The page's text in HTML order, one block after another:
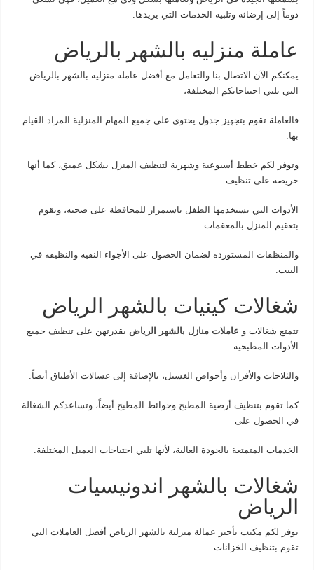
دوماً إلى إرضائه وتلبية الخدمات التي يريدها.
عاملة منزليه بالشهر بالرياض
يمكنكم الآن الاتصال بنا والتعامل مع أفضل عاملة منزلية بالشهر بالرياض
التي تلبي احتياجاتكم المختلفة،
فالعاملة تقوم بتجهيز جدول يحتوي على جميع المهام المنزلية المراد القيام
بها.
وتوفر لكم خطط أسبوعية وشهرية لتنظيف المنزل بشكل عميق، كما أنها
حريصة على تنظيف
الأدوات التي يستخدمها الطفل باستمرار للمحافظة على صحته، وتقوم
بتعقيم المنزل بالمعقمات
والمنظفات المستوردة لضمان الحصول على الأجواء النقية والنظيفة في
البيت.
شغالات كينيات بالشهر الرياض
تتمتع شغالات و عاملات منازل بالشهر الرياض بقدرتهن على تنظيف جميع
الأدوات المطبخية
والثلاجات والأفران وأحواض الغسيل، بالإضافة إلى غسالات الأطباق أيضاً.
كما تقوم بتنظيف أرضية المطبخ وحوائط المطبخ أيضاً، وتساعدكم الشغالة
في الحصول على
الخدمات المتمتعة بالجودة العالية، لأنها تلبي احتياجات العميل المختلفة.
شغالات بالشهر اندونيسيات
الرياض
يوفر لكم مكتب تأجير عمالة منزلية بالشهر الرياض أفضل العاملات التي
تقوم بتنظيف الخزانات